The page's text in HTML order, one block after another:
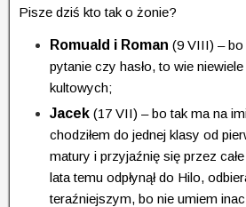
Pisze dziś kto tak o żonie?
Romuald i Roman (9 VIII) – bo
pytanie czy hasło, to wie
kultowych;
Jacek (17 VII) – bo tak ma na
chodziłem do jednej klasy od
matury i przyjaźnię się przez
lata temu odpłynął do Hilo,
teraźniejszym, bo nie umiem